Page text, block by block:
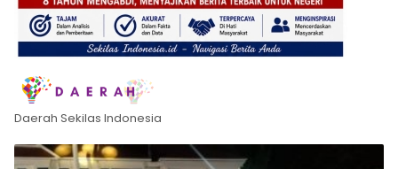
Daerah Sekilas Indonesia